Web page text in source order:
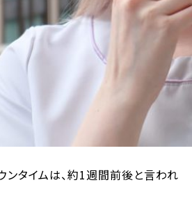
タイムは、約1週間前後と言われ